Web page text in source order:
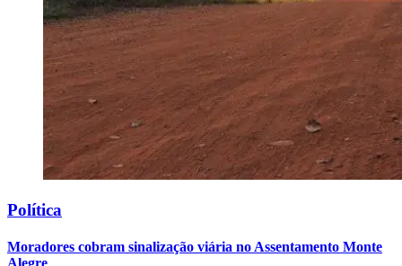
Política
Moradores cobram sinalização viária no Assentamento Monte